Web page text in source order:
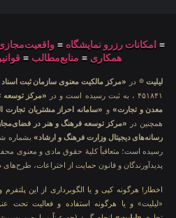
≡ امکانات رزرو نمایشگاه ≡
همکاری ≡ منابع‌مطالب ≡
لیلیت® در «مرکز مالکیت معنوی سازمان ثبت
۴۵۱۸۴۱ ، به ثبت رسیده است و در
«مرکز توسعه
معدن و تجارت»و «سامانه احراز مشتریان تجارت
همچنین در «مرکز توسعه فرهنگ و هنر در
رسانه‌های دیجیتال وزارت فرهنگ و ارشاد»
رسیده است؛ متعاقباً کلیهٔ حقوق مادی و معنوی
پدیدآورندگان و قانون حمایت از اختراعات، طرح‌های
اخطار! هرگونه کپی و یا الگوبرداری از این
«لیلیت» و یا هرگونه استفاده و فعالیت تحت